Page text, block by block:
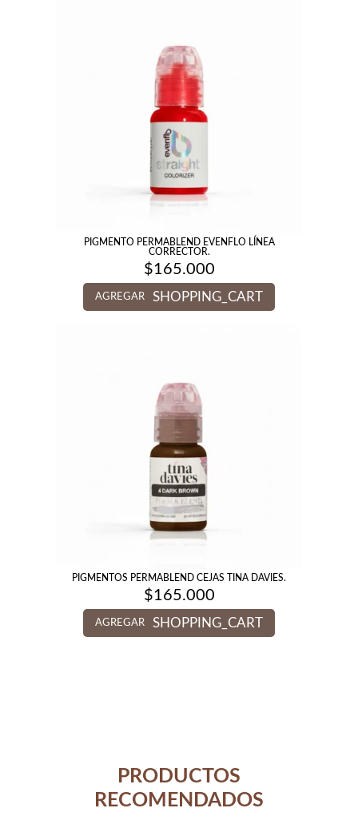
PIGMENTO PERMABLEND EVENFLO LÍNEA
CORRECTOR.
$165.000
AGREGAR SHOPPING_CART
PIGMENTOS PERMABLEND CEJAS TINA DAVIES.
$165.000
AGREGAR SHOPPING_CART
PRODUCTOS
RECOMENDADOS